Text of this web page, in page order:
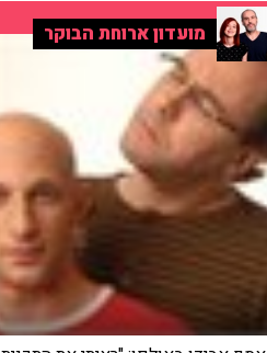
מועדון ארוחת הבוקר